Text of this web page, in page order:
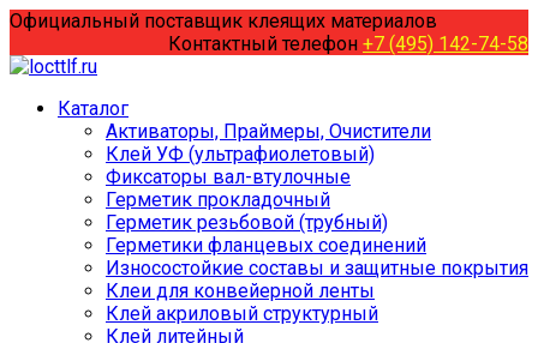
Перейти
содержанию
Официальный поставщик клеящих материалов
Контактный телефон +7 (495) 142-74-58
Каталог
Активаторы, Праймеры, Очистители
Клей УФ (ультрафиолетовый)
Фиксаторы вал-втулочные
Герметик прокладочный
Герметик резьбовой (трубный)
Герметики фланцевых соединений
Износостойкие составы и защитные покрытия
Клеи для конвейерной ленты
Клей акриловый структурный
Клей литейный